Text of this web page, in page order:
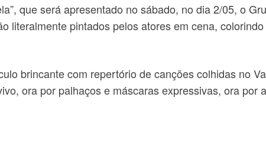
que será apresentado no sábado, no dia 2/05, o
literalmente pintados pelos atores em cena,
brincante com repertório de canções colhidas no
ora por palhaços e máscaras expressivas, ora por